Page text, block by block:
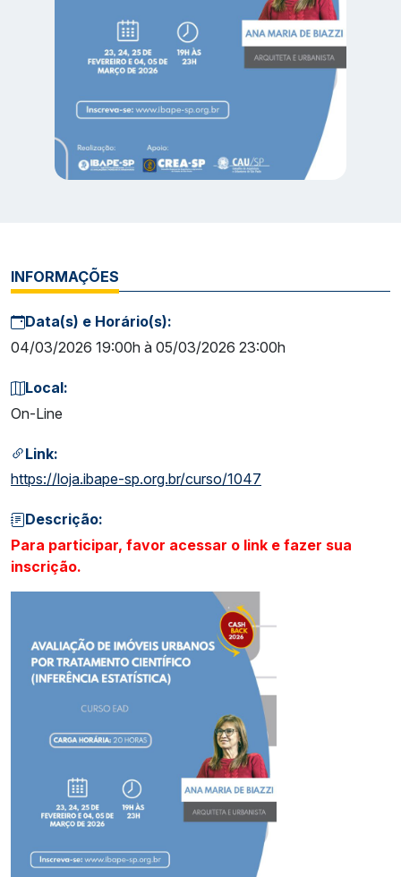
INFORMAÇÕES
Data(s) e Horário(s):
04/03/2026 19:00h à 05/03/2026 23:00h
Local:
On-Line
Link:
https://loja.ibape-sp.org.br/curso/1047
Descrição:
Para participar, favor acessar o link e fazer sua
inscrição.